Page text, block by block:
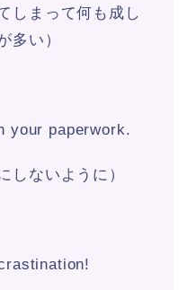
しまって何も成し
多い）
your paperwork.
しないように）